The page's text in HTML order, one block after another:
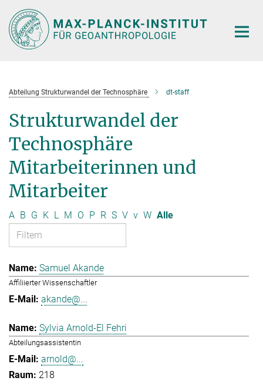
Hauptinhalt
Abteilung Strukturwandel der Technosphäre dt-staff
Strukturwandel der
Technosphäre
Mitarbeiterinnen und
Mitarbeiter
A B G K L M O P R S V v W Alle
Samuel Akande
Affiliierter Wissenschaftler
akande@...
Sylvia Arnold-El Fehri
Abteilungsassistentin
arnold@...
218